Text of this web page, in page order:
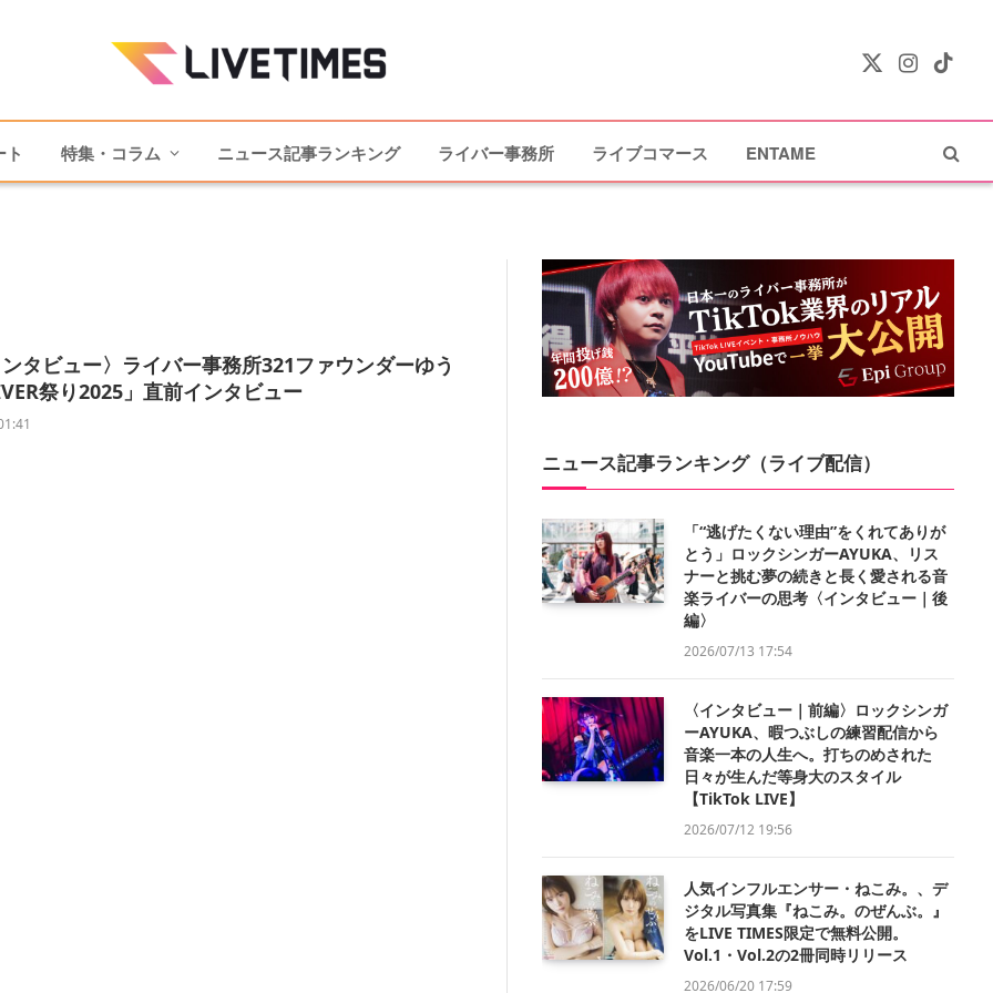
X
Instagram
TikTok
特集・コラム ニュース記事ランキング ライバー事務所 ライブコマース ENTAME
タビュー〉ライバー事務所321ファウンダーゆう
祭り2025」直前インタビュー
ニュース記事ランキング（ライブ配信）
「“逃げたくない理由”をくれてありが
とう」ロックシンガーAYUKA、リス
ナーと挑む夢の続きと長く愛される音
楽ライバーの思考〈インタビュー｜後
編〉
2026/07/13 17:54
〈インタビュー｜前編〉ロックシンガ
ーAYUKA、暇つぶしの練習配信から
音楽一本の人生へ。打ちのめされた
日々が生んだ等身大のスタイル
【TikTok LIVE】
2026/07/12 19:56
人気インフルエンサー・ねこみ。、デ
ジタル写真集『ねこみ。のぜんぶ。』
をLIVE TIMES限定で無料公開。
Vol.1・Vol.2の2冊同時リリース
2026/06/20 17:59